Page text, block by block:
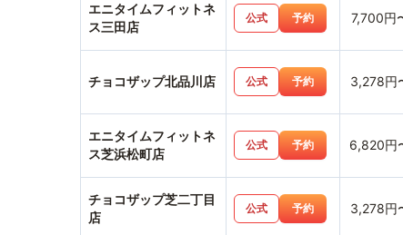
エニタイムフィットネ
ス三田店
公式 予約 7,700円
チョコザップ北品川店 公式 予約 3,278円
エニタイムフィットネ
ス芝浜松町店
公式 予約 6,820円
チョコザップ芝二丁目
店
公式 予約 3,278円